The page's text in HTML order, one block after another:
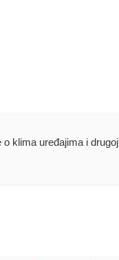
o klima uređajima i drugoj